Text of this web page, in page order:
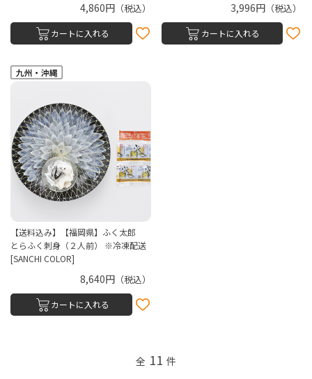
4,860円（税込）
カートに入れる
3,996円 （税込）
カートに入れる
【送料込み】【福岡県】ふく太郎
とらふく刺身（２人前） ※冷凍配送
[SANCHI COLOR]
8,640円（税込）
カートに入れる
全 11 件